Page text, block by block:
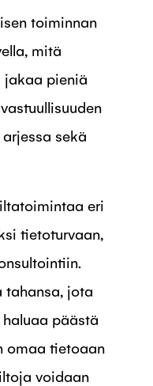
toiminnan
mitä
jakaa pieniä
sekä
eri
tietoturvaan,
jota
päästä
omaa tietoaan
voidaan